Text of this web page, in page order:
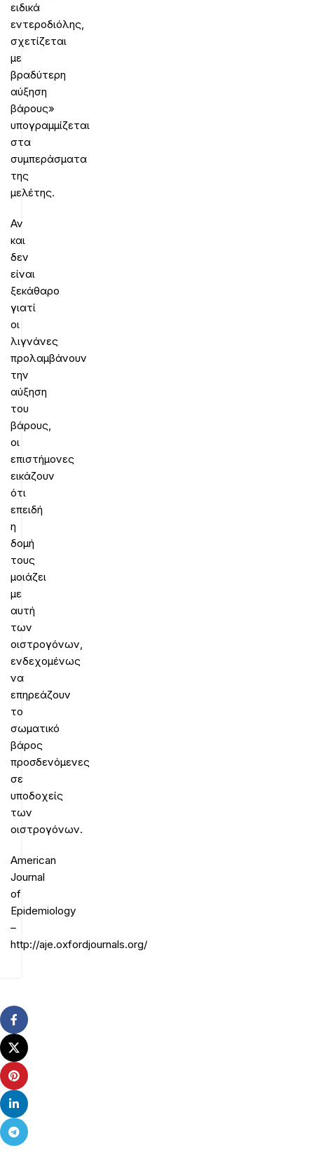
ειδικά
εντεροδιόλης,
σχετίζεται
με
βραδύτερη
αύξηση
βάρους»
υπογραμμίζεται
στα
συμπεράσματα
της
μελέτης.
Αν
και
δεν
είναι
ξεκάθαρο
γιατί
οι
λιγνάνες
προλαμβάνουν
την
αύξηση
του
βάρους,
οι
επιστήμονες
εικάζουν
ότι
επειδή
η
δομή
τους
μοιάζει
με
αυτή
των
οιστρογόνων,
ενδεχομένως
να
επηρεάζουν
το
σωματικό
βάρος
προσδενόμενες
σε
υποδοχείς
των
οιστρογόνων.
American
Journal
of
Epidemiology
–
http://aje.oxfordjournals.org/